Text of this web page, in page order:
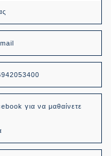
για να μαθαίνετε